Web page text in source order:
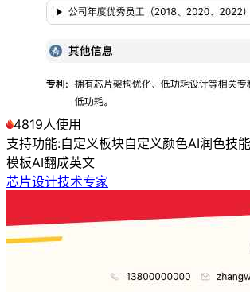
4819人使用
支持功能:自定义板块自定义颜色AI润色技
模板AI翻成英文
芯片设计技术专家